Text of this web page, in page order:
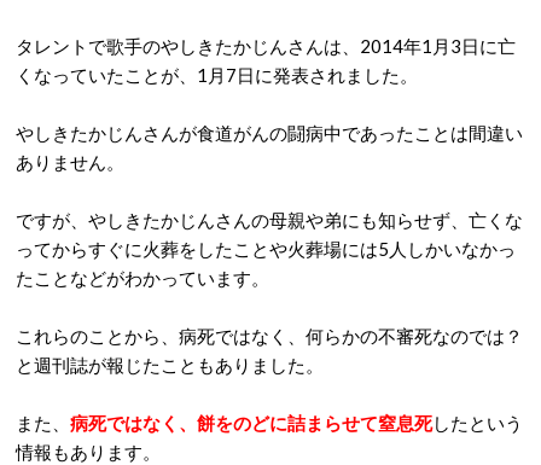
タレントで歌手のやしきたかじんさんは、2014年1月3日に亡
くなっていたことが、1月7日に発表されました。
やしきたかじんさんが食道がんの闘病中であったことは間違い
ありません。
ですが、やしきたかじんさんの母親や弟にも知らせず、亡くな
ってからすぐに火葬をしたことや火葬場には5人しかいなかっ
たことなどがわかっています。
これらのことから、病死ではなく、何らかの不審死なのでは？
と週刊誌が報じたこともありました。
また、 病死ではなく、餅をのどに詰まらせて窒息死したという
情報もあります。